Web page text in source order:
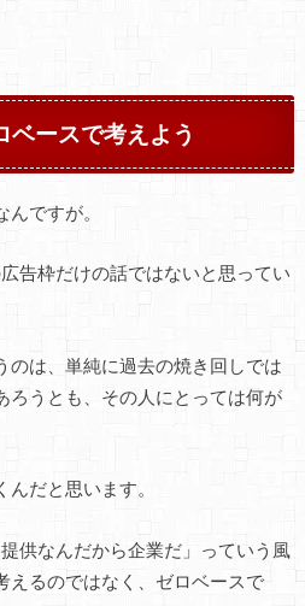
ースで考えよう
ですが。
告枠だけの話ではないと思ってい
のは、単純に過去の焼き回しでは
ろうとも、その人にとっては何が
だと思います。
供なんだから企業だ」っていう風
えるのではなく、ゼロベースで